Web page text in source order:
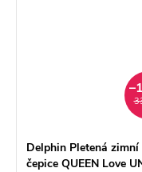
Delphin Pletená zimní
čepice QUEEN Love